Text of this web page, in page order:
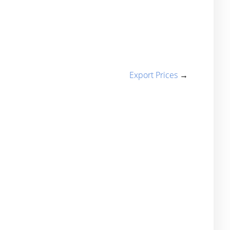
Export Prices →